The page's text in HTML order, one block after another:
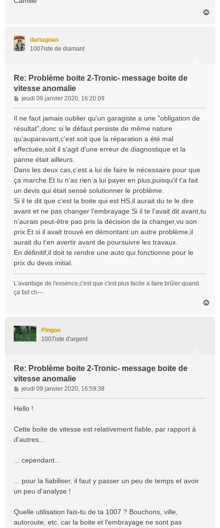
dartagnan
1007iste de diamant
Re: Problème boite 2-Tronic- message boite de
vitesse anomalie
M
e
s
g
e
jeudi 09 janvier 2020, 16:20:09
Il ne faut jamais oublier qu'un garagiste a une "obligation de
résultat",donc si le défaut persiste de même nature
qu'auparavant,c'est soit que la réparation a été mal
effectuée,soit il s'agit d'une erreur de diagnostique et la
panne était ailleurs.
Dans les deux cas,c'est a lui de faire le nécessaire pour que
ça marche.Et tu n'as rien a lui payer en plus,puisqu'il t'a fait
un devis qui était sensé solutionner le problème.
Si il te dit que c'est la boite qui est HS,il aurait du te le dire
avant et ne pas changer l'embrayage.Si il te l'avait dit avant,tu
n'aurais peut-être pas pris la décision de la changer,vu son
prix.Et si il avait trouvé en démontant un autre problème,il
aurait du t'en avertir avant de poursuivre les travaux.
En définitif,il doit te rendre une auto qui fonctionne pour le
prix du devis initial.
L'avantage de l'essence,c'est que c'est plus facile a faire brûler quand
ça fait ch---.
Pingoo
1007iste d'argent
Re: Problème boite 2-Tronic- message boite de
vitesse anomalie
M
e
s
g
e
jeudi 09 janvier 2020, 16:59:38
Hello !
Cette boite de vitesse est relativement fiable, par rapport à
d'autres...
... cependant...
... pour la fiabiliser, il faut y passer un peu de temps et avoir
un peu d'analyse !
Quelle utilisation fais-tu de ta 1007 ? Bouchons, ville,
autoroute, etc. car la boite et l'embrayage ne sont pas